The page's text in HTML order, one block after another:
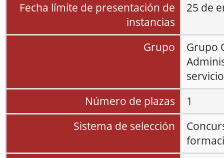
Fecha límite de presentación de
instancias
25 de
Grupo Grupo
Número de plazas
1
Sistema de selección